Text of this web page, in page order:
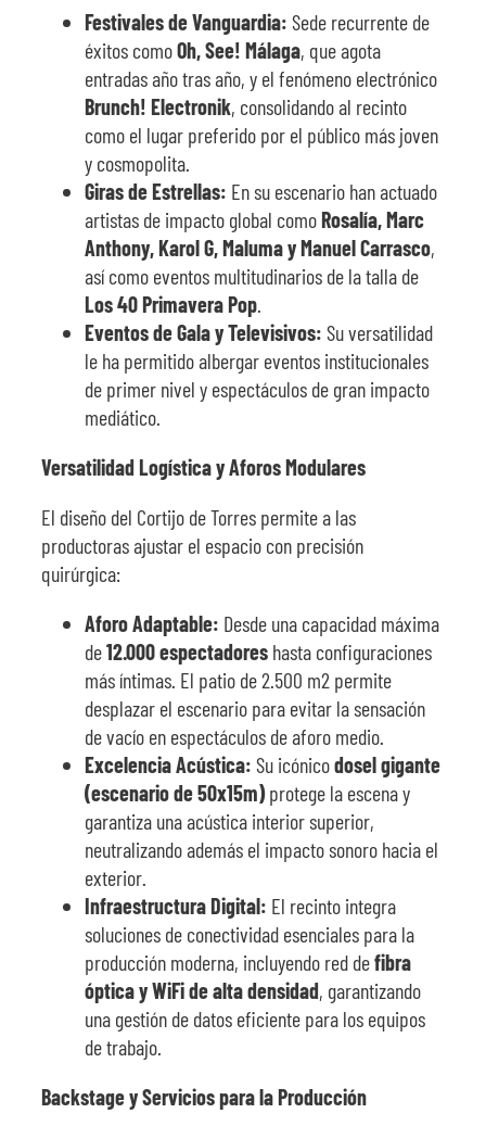
Festivales de Vanguardia: Sede recurrente de
éxitos comoOh, See! Málaga, que agota
entradas año tras año, y el fenómeno electrónico
Brunch! Electronik, consolidando al recinto
como el lugar preferido por el público más joven
y cosmopolita.
Giras de Estrellas: En su escenario han actuado
artistas de impacto global comoRosalía, Marc
Anthony, Karol G, Maluma y Manuel Carrasco,
así como eventos multitudinarios de la talla de
Los 40 Primavera Pop.
Eventos de Gala y Televisivos: Su versatilidad
le ha permitido albergar eventos institucionales
de primer nivel y espectáculos de gran impacto
mediático.
Versatilidad Logística y Aforos Modulares
El diseño del Cortijo de Torres permite a las
productoras ajustar el espacio con precisión
quirúrgica:
Aforo Adaptable: Desde una capacidad máxima
de12.000 espectadores hasta configuraciones
más íntimas. El patio de 2.500 m2 permite
desplazar el escenario para evitar la sensación
de vacío en espectáculos de aforo medio.
Excelencia Acústica: Su icónicodosel gigante
(escenario de 50x15m)protege la escena y
garantiza una acústica interior superior,
neutralizando además el impacto sonoro hacia el
exterior.
Infraestructura Digital: El recinto integra
soluciones de conectividad esenciales para la
producción moderna, incluyendo red defibra
óptica y WiFi de alta densidad, garantizando
una gestión de datos eficiente para los equipos
de trabajo.
Backstage y Servicios para la Producción